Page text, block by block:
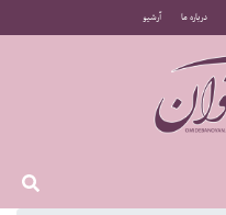
درباره ما آرشیو